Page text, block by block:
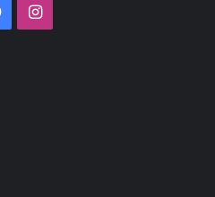
FacebookInstagram